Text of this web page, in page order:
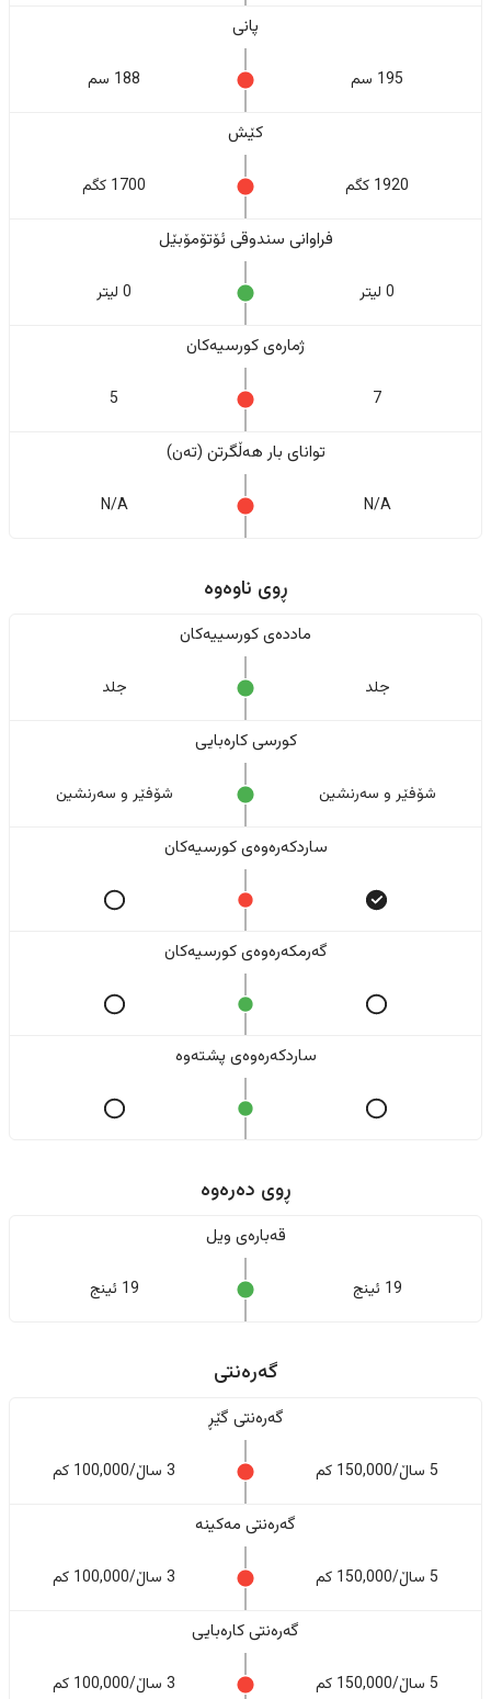
پانی
195 سم 188 سم
کێش
1920 کگم 1700 کگم
فراوانی سندوقی ئۆتۆمۆبێل
0 لیتر 0 لیتر
ژمارەی کورسیەکان
7
5
تواناى بار هەڵگرتن (تەن)
N/A
N/A
ڕوی ناوەوە
ماددەی کورسییەکان
جلد جلد
کورسی کارەبایی
شۆفێر و سەرنشین شۆفێر و سەرنشین
ساردکەرەوەی کورسیەکان
گەرمکەرەوەی کورسیەکان
ساردکەرەوەی پشتەوە
ڕوی دەرەوە
قەبارەی ویل
19 ئینج 19 ئینج
گەرەنتی
گەرەنتی گێڕ
5 ساڵ/150,000 کم 3 ساڵ/100,000 کم
گەرەنتی مەکینە
5 ساڵ/150,000 کم 3 ساڵ/100,000 کم
گەرەنتی کارەبایی
5 ساڵ/150,000 کم 3 ساڵ/100,000 کم